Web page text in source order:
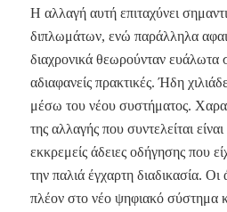
Η αλλαγή αυτή επιταχύνει
διπλωμάτων, ενώ παράλληλα
διαχρονικά θεωρούνταν ευάλωτα
αδιαφανείς πρακτικές. Ήδη
μέσω του νέου συστήματος.
της αλλαγής που συντελείται
εκκρεμείς άδειες οδήγησης που
την παλιά έγχαρτη διαδικασία. Οι
πλέον στο νέο ψηφιακό σύστημα